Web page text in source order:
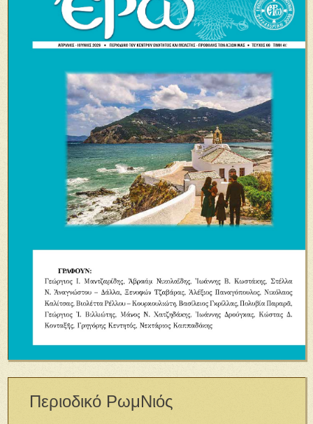
Περιοδικό ΡωμΝιός